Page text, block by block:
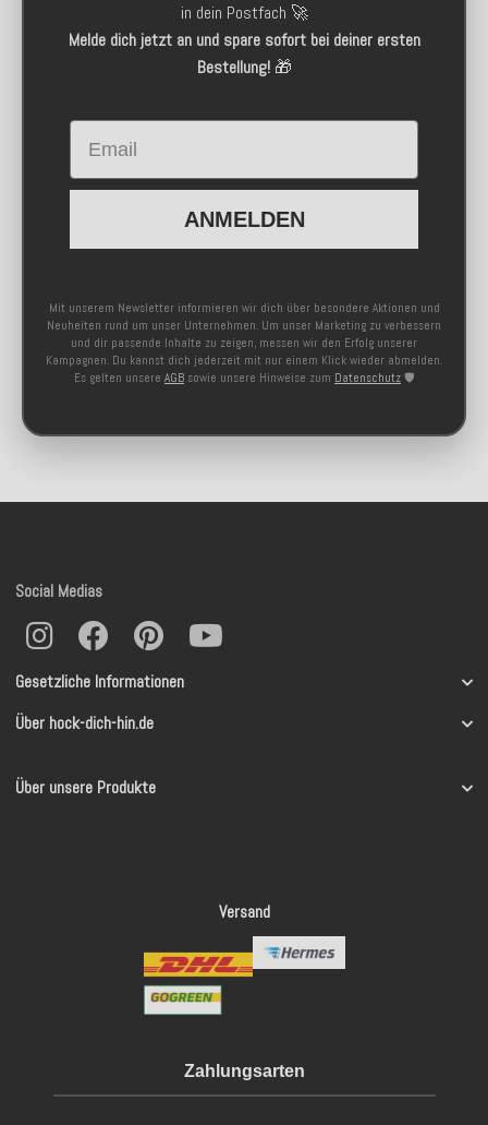
in dein Postfach 🚀
Melde dich jetzt an und spare sofort bei deiner ersten
Bestellung!🎁
Email
ANMELDEN
Mit unserem Newsletter informieren wir dich über besondere Aktionen und
Neuheiten rund um unser Unternehmen. Um unser Marketing zu verbessern
und dir passende Inhalte zu zeigen, messen wir den Erfolg unserer
Kampagnen. Du kannst dich jederzeit mit nur einem Klick wieder abmelden.
Es gelten unsere AGB sowie unsere Hinweise zum Datenschutz 🛡️
Gesetzliche Informationen
Über hock-dich-hin.de
Über unsere Produkte
Social Medias
Versand
Zahlungsarten